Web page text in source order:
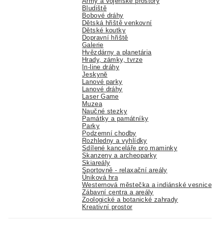
Bludiště
Bobové dráhy
Dětská hřiště venkovní
Dětské koutky
Dopravní hřiště
Galerie
Hvězdárny a planetária
Hrady, zámky, tvrze
In-line dráhy
Jeskyně
Lanové parky
Lanové dráhy
Laser Game
Muzea
Naučné stezky
Památky a památníky
Parky
Podzemní chodby
Rozhledny a vyhlídky
Sdílené kanceláře pro maminky
Skanzeny a archeoparky
Skiareály
Sportovně - relaxační areály
Úniková hra
Westernová městečka a indiánské vesnice
Zábavní centra a areály
Zoologické a botanické zahrady
Kreativní prostor